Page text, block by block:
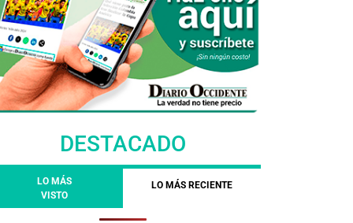
DESTACADO
LO MÁS
VISTO
LO MÁS RECIENTE